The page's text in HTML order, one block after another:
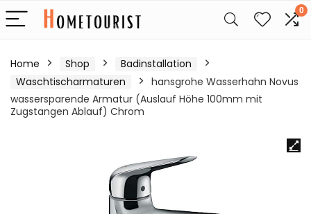
0
Home Shop
Badinstallation
Waschtischarmaturen
hansgrohe Wasserhahn Novus
wassersparende Armatur (Auslauf Höhe 100mm mit
Zugstangen Ablauf) Chrom